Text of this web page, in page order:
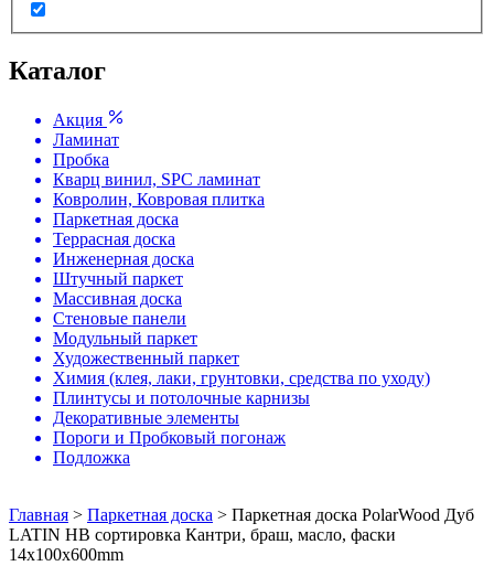
Каталог
Акция
Ламинат
Пробка
Кварц винил, SPC ламинат
Ковролин, Ковровая плитка
Паркетная доска
Террасная доска
Инженерная доска
Штучный паркет
Массивная доска
Стеновые панели
Модульный паркет
Художественный паркет
Химия (клея, лаки, грунтовки, средства по уходу)
Плинтусы и потолочные карнизы
Декоративные элементы
Пороги и Пробковый погонаж
Подложка
Главная > Паркетная доска > Паркетная доска PolarWood Дуб
LATIN HB сортировка Кантри, браш, масло, фаски
14x100x600mm